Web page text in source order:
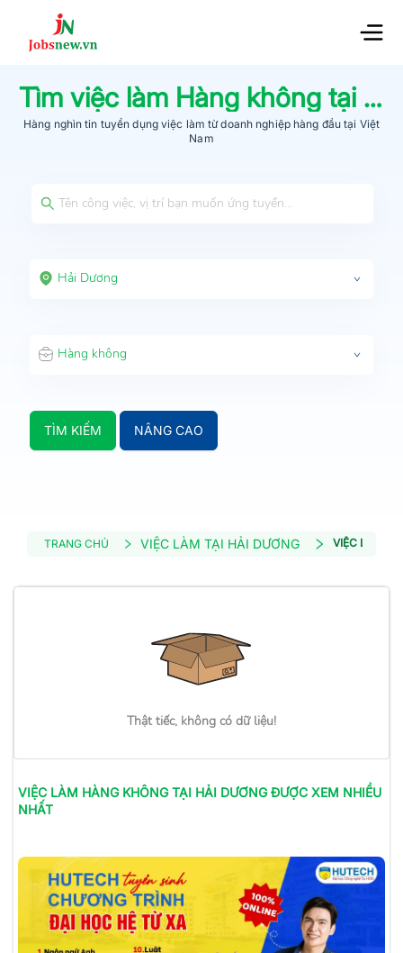
Tìm việc làm Hàng không tại
Hàng nghìn tin tuyển dụng việc làm từdoanh nghiệp hàng đầu tại Việt
Nam
Hải Dương
Hàng không
TÌM KIẾM NÂNG CAO
TRANG CHỦ VIỆC LÀM TẠI HẢI DƯƠNG VIỆC LÀM
Thật tiếc, không có dữ liệu!
VIỆC LÀM HÀNG KHÔNGTẠI HẢI DƯƠNGĐƯỢC XEM NHIỀU
NHẤT